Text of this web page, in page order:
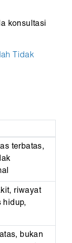
konsultasi
Tidak
terbatas,
riwayat
hidup,
bukan